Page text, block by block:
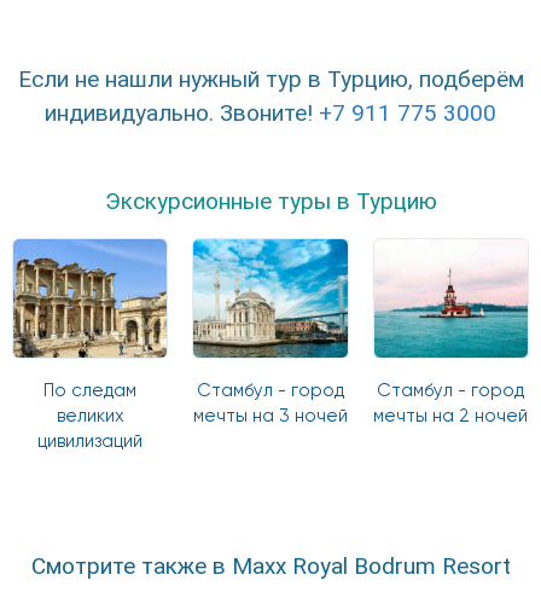
Если не нашли нужный тур в Турцию, подберём
индивидуально. Звоните! +7 911 775 3000
Экскурсионные туры в Турцию
По следам
великих
цивилизаций
Стамбул - город
мечты на 3 ночей
Стамбул - город
мечты на 2 ночей
Смотрите также в Maxx Royal Bodrum Resort